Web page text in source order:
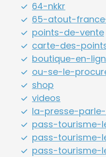
64-nkkr
65-atout-
points-de-vente
carte-des-
boutique-en-
ou-se-le-
shop
videos
la-presse-
pass-tourisme-
pass-tourisme-
pass-tourisme-